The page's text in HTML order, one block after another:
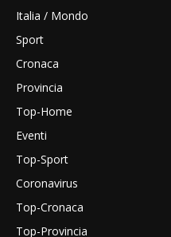
Italia / Mondo
Sport
Cronaca
Provincia
Top-Home
Eventi
Top-Sport
Coronavirus
Top-Cronaca
Top-Provincia